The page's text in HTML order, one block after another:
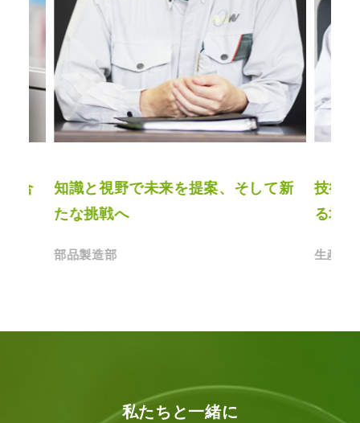
融合
知識と視野で未来を提案、そして新
たな挑戦へ
部品製造部
技術
る場
生産技
私たちと一緒に